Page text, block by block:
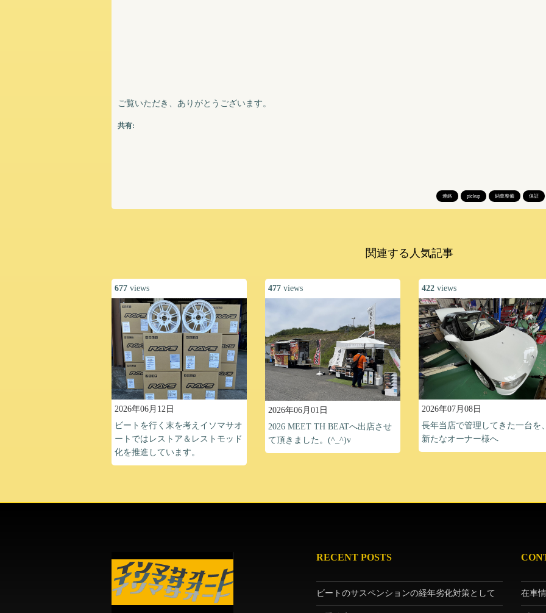
ご覧いただき、ありがとうございます。
共有:
連絡 pickup 納車整備 保証
関連する人気記事
677 views
2026年06月12日
ビートを行く末を考えイソマサオ
ートではレストア＆レストモッド
化を推進しています。
477 views
2026年06月01日
2026 MEET TH BEATへ出店させ
て頂きました。(^_^)v
422 views
2026年07月08日
長年当店で管理してきた一台を
新たなオーナー様へ
RECENT POSTS
ビートのサスペンションの経年劣化対策として 在車